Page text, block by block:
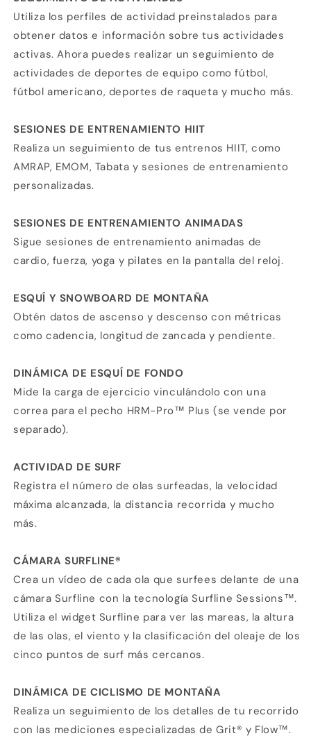
Utiliza los perfiles de actividad preinstalados para
obtener datos e información sobre tus actividades
activas. Ahora puedes realizar un seguimiento de
actividades de deportes de equipo como fútbol,
fútbol americano, deportes de raqueta y mucho más.
SESIONES DE ENTRENAMIENTO HIIT
Realiza un seguimiento de tus entrenos HIIT, como
AMRAP, EMOM, Tabata y sesiones de entrenamiento
personalizadas.
SESIONES DE ENTRENAMIENTO ANIMADAS
Sigue sesiones de entrenamiento animadas de
cardio, fuerza, yoga y pilates en la pantalla del reloj.
ESQUÍ Y SNOWBOARD DE MONTAÑA
Obtén datos de ascenso y descenso con métricas
como cadencia, longitud de zancada y pendiente.
DINÁMICA DE ESQUÍ DE FONDO
Mide la carga de ejercicio vinculándolo con una
correa para el pecho HRM-Pro™ Plus (se vende por
separado).
ACTIVIDAD DE SURF
Registra el número de olas surfeadas, la velocidad
máxima alcanzada, la distancia recorrida y mucho
más.
CÁMARA SURFLINE®
Crea un vídeo de cada ola que surfees delante de una
cámara Surfline con la tecnología Surfline Sessions™.
Utiliza el widget Surfline para ver las mareas, la altura
de las olas, el viento y la clasificación del oleaje de los
cinco puntos de surf más cercanos.
DINÁMICA DE CICLISMO DE MONTAÑA
Realiza un seguimiento de los detalles de tu recorrido
con las mediciones especializadas de Grit® y Flow™.
sin tarjeta de crédito
1 Agrega tu producto al carrito yelige
pagar con Meses sin Tarjeta.
2 En tu cuenta de Mercado Pago,elige
la cantidad de meses
Paga mes a mescon saldo disponible,
Crédito sujeto a aprobación.
¿Tienes dudas? Consulta nuestra Ayuda.